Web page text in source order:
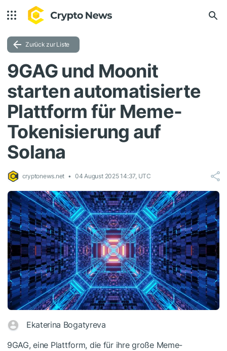
Zurück zur Liste
9GAG und Moonit
starten automatisierte
Plattform für Meme-
Tokenisierung auf
Solana
cryptonews.net 04 August 2025 14:37, UTC
Ekaterina Bogatyreva
9GAG, eine Plattform, die für ihre große Meme-